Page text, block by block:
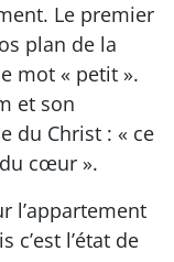
Le premier
plan de la
mot « petit ».
et son
du Christ : « ce
cœur ».
l’appartement
c’est l’état de